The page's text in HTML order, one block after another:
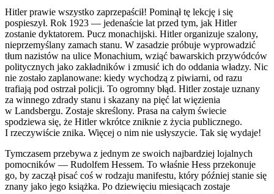
Hitler prawie wszystko zaprzepaścił! Pominął tę lekcję i się
pospieszył. Rok 1923 — jedenaście lat przed tym, jak Hitler
zostanie dyktatorem. Pucz monachijski. Hitler organizuje szalony,
nieprzemyślany zamach stanu. W zasadzie próbuje wyprowadzić
tłum nazistów na ulice Monachium, wziąć bawarskich przywódców
politycznych jako zakładników i zmusić ich do oddania władzy. Nic
nie zostało zaplanowane: kiedy wychodzą z piwiarni, od razu
trafiają pod ostrzał policji. To ogromny błąd. Hitler zostaje uznany
za winnego zdrady stanu i skazany na pięć lat więzienia
w Landsbergu. Zostaje skreślony. Prasa na całym świecie
spodziewa się, że Hitler wkrótce zniknie z życia publicznego.
I rzeczywiście znika. Więcej o nim nie usłyszycie. Tak się wydaje!
Tymczasem przebywa z jednym ze swoich najbardziej lojalnych
pomocników — Rudolfem Hessem. To właśnie Hess przekonuje
go, by zaczął pisać coś w rodzaju manifestu, który później stanie się
znany jako jego książka. Po dziewięciu miesiącach zostaje